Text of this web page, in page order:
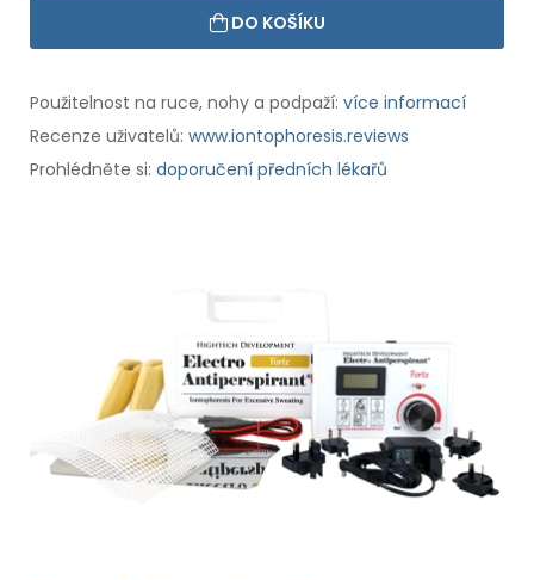
DO KOŠÍKU
Použitelnost na ruce, nohy a podpaží: více informací
Recenze uživatelů: www.iontophoresis.reviews
Prohlédněte si: doporučení předních lékařů